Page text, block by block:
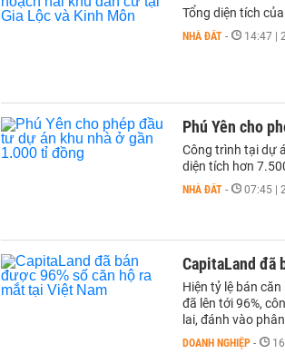
Tổng diện tích
NHÀ ĐẤT - 14:47 |
Phú Yên cho
Công trình tại dự
diện tích hơn
NHÀ ĐẤT - 07:45 |
CapitaLand đã
Hiện tỷ lệ bán
đã lên tới 96%,
lai, đánh vào
DOANH NGHIỆP -